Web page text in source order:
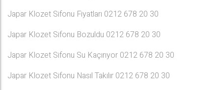
Japar Klozet Sifonu Fiyatları 0212 678 20 30
Japar Klozet Sifonu Bozuldu 0212 678 20 30
Japar Klozet Sifonu Su Kaçırıyor 0212 678 20 30
Japar Klozet Sifonu Nasıl Takılır 0212 678 20 30